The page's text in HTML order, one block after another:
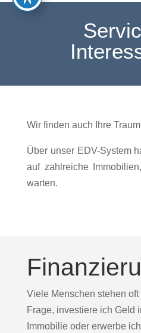
Wir finden auch Ihre
Über unser EDV-System
auf zahlreiche
warten.
Viele Menschen stehen oft
Frage, investiere ich Geld
Immobilie oder erwerbe